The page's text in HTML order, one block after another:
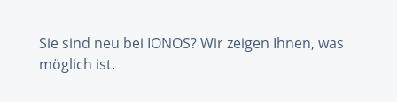
Sie sind neu bei IONOS? Wir zeigen Ihnen, was
möglich ist.